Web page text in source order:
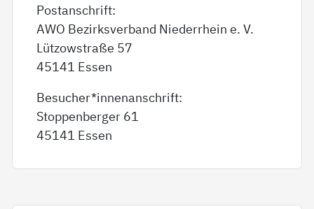
Postanschrift:
AWO Bezirksverband Niederrhein e. V.
Lützowstraße 57
45141 Essen
Besucher*innenanschrift:
Stoppenberger 61
45141 Essen